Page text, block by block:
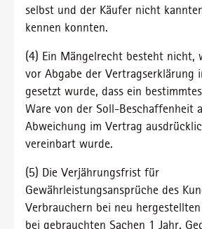
selbst und der Käufer nicht
kennen konnten.
(4) Ein Mängelrecht besteht nicht,
vor Abgabe der Vertragserklärung
gesetzt wurde, dass ein
Ware von der Soll-Beschaffenheit
Abweichung im Vertrag
vereinbart wurde.
(5) Die Verjährungsfrist für
Gewährleistungsansprüche des
Verbrauchern bei neu hergestellten
bei gebrauchten Sachen 1 Jahr.